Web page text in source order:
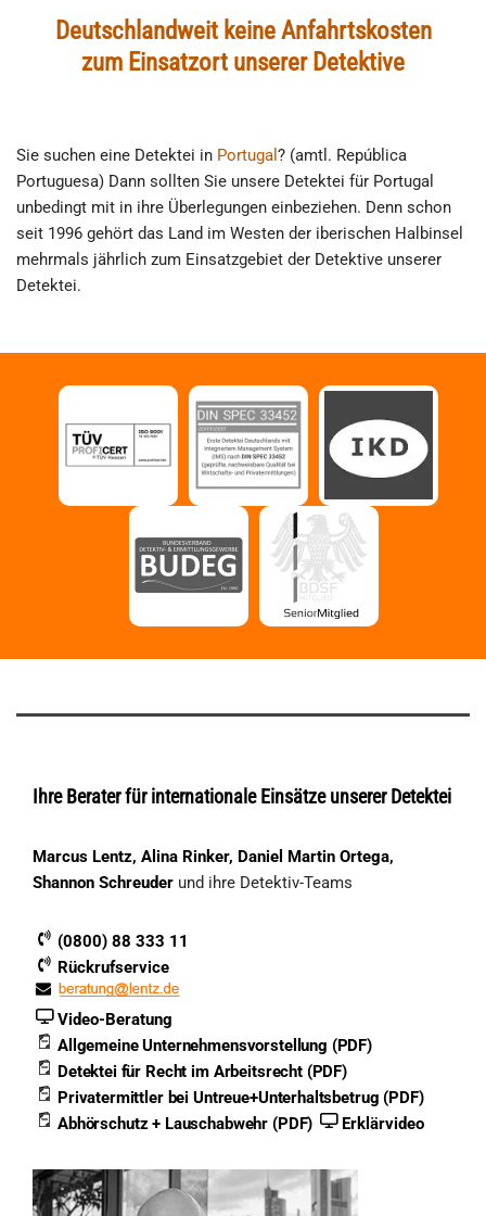
Deutschlandweit keine Anfahrtskosten
zum Einsatzort unserer Detektive
Sie suchen eine Detektei in Portugal ? (amtl. República
Portuguesa) Dann sollten Sie unsere Detektei für Portugal
unbedingt mit in ihre Überlegungen einbeziehen. Denn schon
seit 1996 gehört das Land im Westen der iberischen Halbinsel
mehrmals jährlich zum Einsatzgebiet der Detektive unserer
Detektei.
Ihre Berater für internationale Einsätze unserer Detektei
Marcus Lentz, Alina Rinker, Daniel Martin Ortega,
Shannon Schreuder und ihre Detektiv-Teams
(0800) 88 333 11
Rückrufservice
Video-Beratung
Allgemeine Unternehmensvorstellung (PDF)
Detektei für Recht im Arbeitsrecht (PDF)
Privatermittler bei Untreue+Unterhaltsbetrug (PDF)
Abhörschutz + Lauschabwehr (PDF)
Erklärvideo